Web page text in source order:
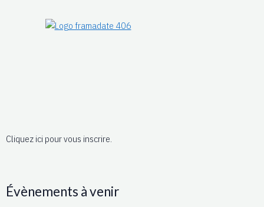
Cliquez ici pour vous inscrire.
Évènements à venir